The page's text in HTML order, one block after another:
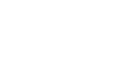
MEDIA MONITORING -
IN ITALIANO
VERSION